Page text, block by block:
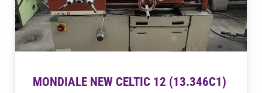
MONDIALE NEW CELTIC 12 (13.346C1)